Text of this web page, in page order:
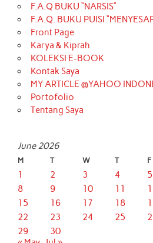
F.A.Q BUKU “NARSIS”
F.A.Q. BUKU PUISI
Front Page
Karya & Kiprah
KOLEKSI E-BOOK
Kontak Saya
MY ARTICLE @YAHOO
Portofolio
Tentang Saya
June 2026
M T W T F
1 2 3 4 5
8
9 10 11
15
16 17 18
22
23 24 25
29
30